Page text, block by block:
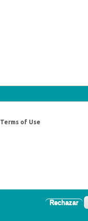
Terms of Use
Rechazar